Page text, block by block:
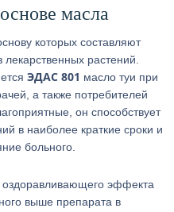
масла
которых составляют
растений.
ЭДАС 801 масло туи при
а также потребителей
он способствует
в наиболее краткие сроки и
больного.
эффекта
выше препарата в